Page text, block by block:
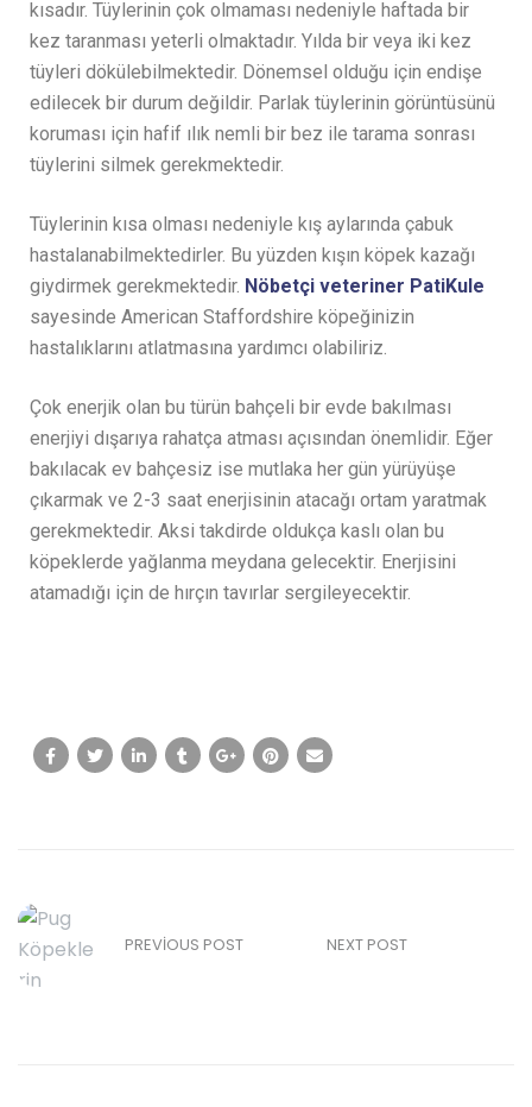
kısadır. Tüylerinin çok olmaması nedeniyle haftada bir
kez taranması yeterli olmaktadır. Yılda bir veya iki kez
tüyleri dökülebilmektedir. Dönemsel olduğu için endişe
edilecek bir durum değildir. Parlak tüylerinin görüntüsünü
koruması için hafif ılık nemli bir bez ile tarama sonrası
tüylerini silmek gerekmektedir.
Tüylerinin kısa olması nedeniyle kış aylarında çabuk
hastalanabilmektedirler. Bu yüzden kışın köpek kazağı
giydirmek gerekmektedir. Nöbetçi veteriner PatiKule
sayesinde American Staffordshire köpeğinizin
hastalıklarını atlatmasına yardımcı olabiliriz.
Çok enerjik olan bu türün bahçeli bir evde bakılması
enerjiyi dışarıya rahatça atması açısından önemlidir. Eğer
bakılacak ev bahçesiz ise mutlaka her gün yürüyüşe
çıkarmak ve 2-3 saat enerjisinin atacağı ortam yaratmak
gerekmektedir. Aksi takdirde oldukça kaslı olan bu
köpeklerde yağlanma meydana gelecektir. Enerjisini
atamadığı için de hırçın tavırlar sergileyecektir.
PREVIOUS POST NEXT POST